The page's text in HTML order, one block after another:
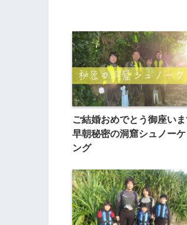
ご結婚おめでとう御座い
早朝秘密の洞窟シュノーケ
ング